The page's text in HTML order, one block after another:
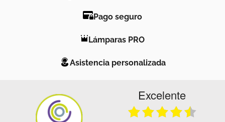
Pago seguro
Lámparas PRO
Asistencia personalizada
Excelente